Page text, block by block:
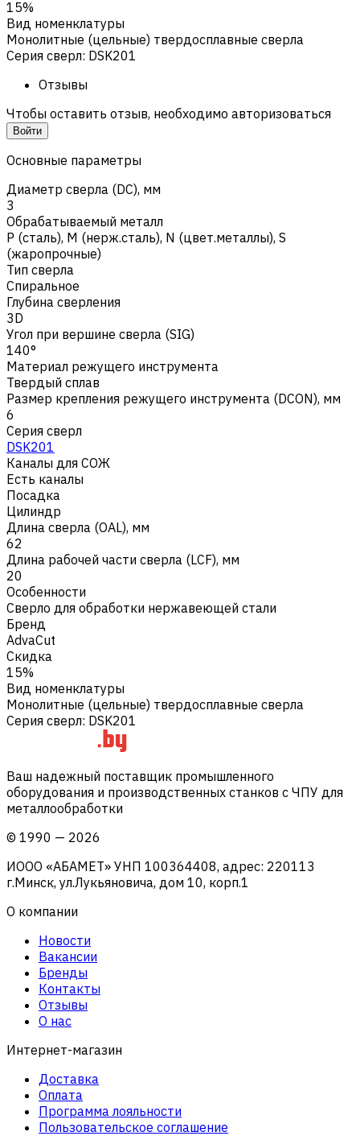
15%
Вид номенклатуры
Монолитные (цельные) твердосплавные сверла
Серия сверл: DSK201
Отзывы
Чтобы оставить отзыв, необходимо авторизоваться
Войти
Основные параметры
Диаметр сверла (DC), мм
3
Обрабатываемый металл
Р (сталь), M (нерж.сталь), N (цвет.металлы), S
(жаропрочные)
Тип сверла
Спиральное
Глубина сверления
3D
Угол при вершине сверла (SIG)
140°
Материал режущего инструмента
Твердый сплав
Размер крепления режущего инструмента (DCON), мм
6
Серия сверл
DSK201
Каналы для СОЖ
Есть каналы
Посадка
Цилиндр
Длина сверла (OAL), мм
62
Длина рабочей части сверла (LCF), мм
20
Особенности
Сверло для обработки нержавеющей стали
Бренд
AdvaCut
Скидка
15%
Вид номенклатуры
Монолитные (цельные) твердосплавные сверла
Серия сверл: DSK201
Ваш надежный поставщик промышленного
оборудования и производственных станков с ЧПУ для
металлообработки
© 1990 — 2026
ИООО «АБАМЕТ» УНП 100364408, адрес: 220113
г.Минск, ул.Лукьяновича, дом 10, корп.1
О компании
Новости
Вакансии
Бренды
Контакты
Отзывы
О нас
Интернет-магазин
Доставка
Оплата
Программа лояльности
Пользовательское соглашение